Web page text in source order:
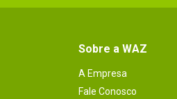
Sobre a WAZ
A Empresa
Fale Conosco